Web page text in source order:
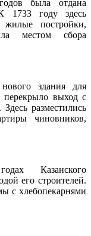
была отдана
1733 году здесь
жилые постройки,
местом сбора
здания для
выход с
разместились
чиновников,
Казанского
его строителей.
с хлебопекарнями